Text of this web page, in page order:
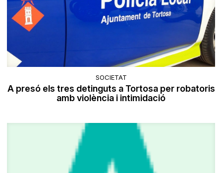
SOCIETAT
A presó els tres detinguts a Tortosa per robatoris
amb violència i intimidació